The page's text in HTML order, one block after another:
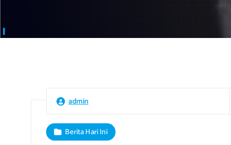
admin
Berita Hari Ini